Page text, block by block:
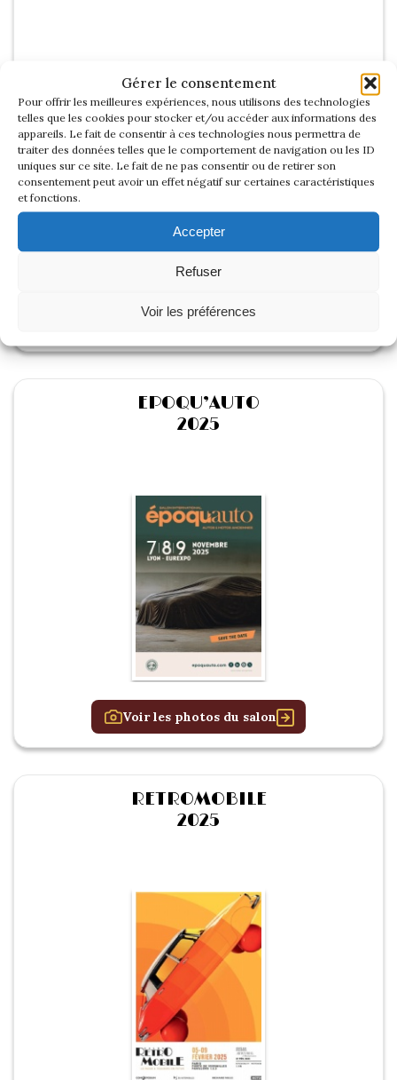
Gérer le consentement
Pour offrir les meilleures expériences, nous utilisons des technologies
telles que les cookies pour stocker et/ou accéder aux informations des
appareils. Le fait de consentir à ces technologies nous permettra de
traiter des données telles que le comportement de navigation ou les ID
uniques sur ce site. Le fait de ne pas consentir ou de retirer son
consentement peut avoir un effet négatif sur certaines caractéristiques
et fonctions.
Accepter
Refuser
Voir les préférences
Voir les photos du salon
EPOQU’AUTO
2025
Voir les photos du salon
RETROMOBILE
2025